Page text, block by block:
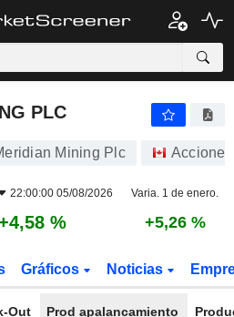
PLC
Mining Plc Acciones
22:00:00 05/08/2026 Varia. 1 de enero.
% +5,26 %
Gráficos Noticias
Out Prod apalancamiento